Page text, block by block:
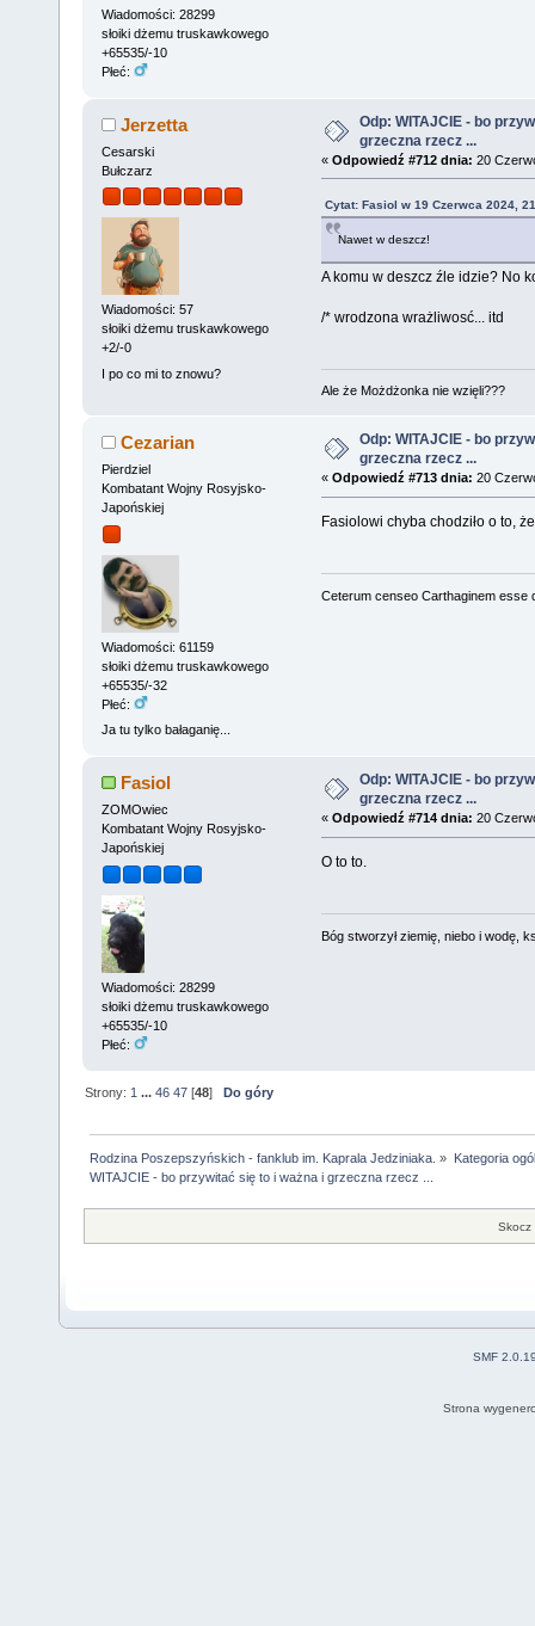
Wiadomości: 28299
słoiki dżemu truskawkowego
+65535/-10
Płeć:
Jerzetta
Cesarski
Bułczarz
Wiadomości: 57
słoiki dżemu truskawkowego
+2/-0
I po co mi to znowu?
Odp: WITAJCIE - bo
grzeczna rzecz ...
« Odpowiedź #712 dnia: 20
Cytat: Fasiol w 19 Czerwca 2024,
Nawet w deszcz!
A komu w deszcz źle idzie? No
/* wrodzona wrażliwosć... itd
Ale że Możdżonka nie wzięli???
Cezarian
Pierdziel
Kombatant Wojny Rosyjsko-
Japońskiej
Wiadomości: 61159
słoiki dżemu truskawkowego
+65535/-32
Płeć:
Ja tu tylko bałaganię...
Odp: WITAJCIE - bo
grzeczna rzecz ...
« Odpowiedź #713 dnia: 20
Fasiolowi chyba chodziło o to,
Ceterum censeo Carthaginem esse
Fasiol
ZOMOwiec
Kombatant Wojny Rosyjsko-
Japońskiej
Wiadomości: 28299
słoiki dżemu truskawkowego
+65535/-10
Płeć:
Odp: WITAJCIE - bo
grzeczna rzecz ...
« Odpowiedź #714 dnia: 20
O to to.
Bóg stworzył ziemię, niebo i wodę,
Strony: 1 ...46 47 [48]Do góry
Rodzina Poszepszyńskich - fanklub im. Kaprala Jedziniaka. » Kategoria
WITAJCIE - bo przywitać się to i ważna i grzeczna rzecz ...
Skocz
SMF
Strona